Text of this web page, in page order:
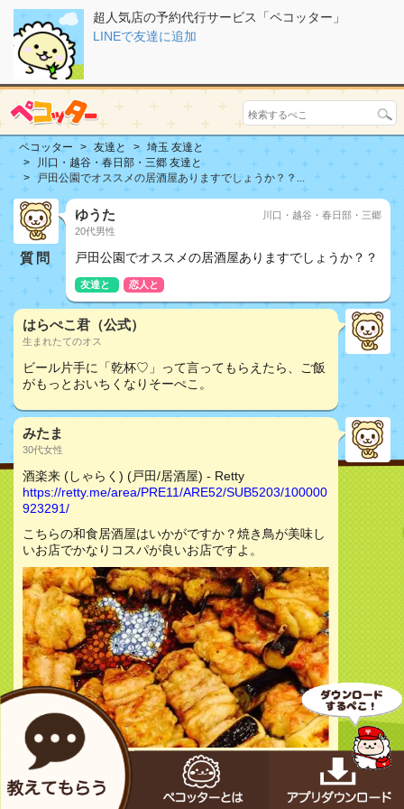
超人気店の予約代行サービス「ペコッター」
LINEで友達に追加
ペコッター 友達と
埼玉 友達と
川口・越谷・春日部・三郷 友達と
戸田公園でオススメの居酒屋ありますでしょうか？？...
質問
ゆうた
20代男性
川口・越谷・春日部・三郷
戸田公園でオススメの居酒屋ありますでしょうか？？
友達と 恋人と
はらぺこ君（公式）
生まれたてのオス
ビール片手に「乾杯♡」って言ってもらえたら、ご飯
がもっとおいちくなりそーぺこ。
みたま
30代女性
酒楽来 (しゃらく) (戸田/居酒屋) - Retty
https://retty.me/area/PRE11/ARE52/SUB5203/100000
923291/
こちらの和食居酒屋はいかがですか？焼き鳥が美味し
いお店でかなりコスパが良いお店ですよ。